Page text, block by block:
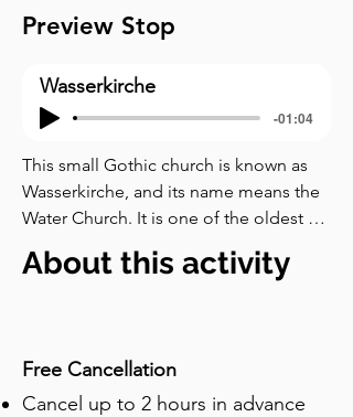
Preview Stop
Wasserkirche
-01:04
This small Gothic church is known as
Wasserkirche, and its name means the
Water Church. It is one of the oldest
attached to it has survived for more
execution site during the Roman
period. Two Christian converts, a
About this activity
Free Cancellation
Cancel up to 2 hours in advance